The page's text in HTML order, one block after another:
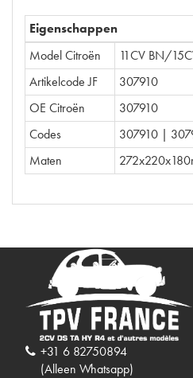
Eigenschappen
Model Citroën
11CV BN/
Artikelcode JF
307910
OE Citroën
307910
Codes
307910 |
Maten
+31 6 82750894
(Alleen Whatsapp)